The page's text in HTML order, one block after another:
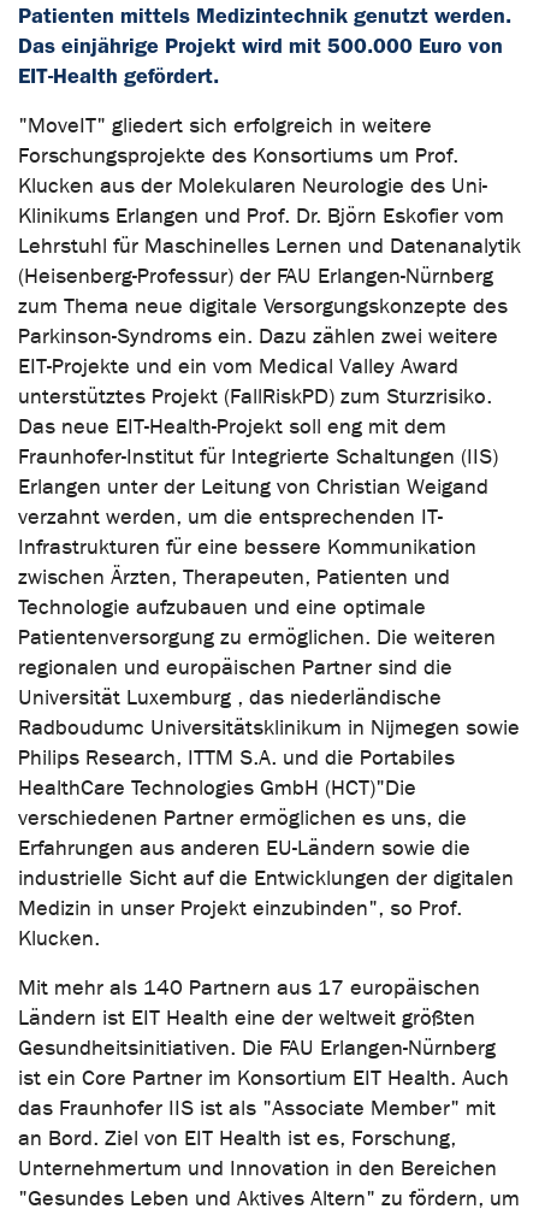
Patienten mittels Medizintechnik genutzt werden.
Das einjährige Projekt wird mit 500.000 Euro von
EIT-Health gefördert.
"MoveIT" gliedert sich erfolgreich in weitere
Forschungsprojekte des Konsortiums um Prof.
Klucken aus der Molekularen Neurologie des Uni-
Klinikums Erlangen und Prof. Dr. Björn Eskofier vom
Lehrstuhl für Maschinelles Lernen und Datenanalytik
(Heisenberg-Professur) der FAU Erlangen-Nürnberg
zum Thema neue digitale Versorgungskonzepte des
Parkinson-Syndroms ein. Dazu zählen zwei weitere
EIT-Projekte und ein vom Medical Valley Award
unterstütztes Projekt (FallRiskPD) zum Sturzrisiko.
Das neue EIT-Health-Projekt soll eng mit dem
Fraunhofer-Institut für Integrierte Schaltungen (IIS)
Erlangen unter der Leitung von Christian Weigand
verzahnt werden, um die entsprechenden IT-
Infrastrukturen für eine bessere Kommunikation
zwischen Ärzten, Therapeuten, Patienten und
Technologie aufzubauen und eine optimale
Patientenversorgung zu ermöglichen. Die weiteren
regionalen und europäischen Partner sind die
Universität Luxemburg , das niederländische
Radboudumc Universitätsklinikum in Nijmegen sowie
Philips Research, ITTM S.A. und die Portabiles
HealthCare Technologies GmbH (HCT)"Die
verschiedenen Partner ermöglichen es uns, die
Erfahrungen aus anderen EU-Ländern sowie die
industrielle Sicht auf die Entwicklungen der digitalen
Medizin in unser Projekt einzubinden", so Prof.
Klucken.
Mit mehr als 140 Partnern aus 17 europäischen
Ländern ist EIT Health eine der weltweit größten
Gesundheitsinitiativen. Die FAU Erlangen-Nürnberg
ist ein Core Partner im Konsortium EIT Health. Auch
das Fraunhofer IIS ist als "Associate Member" mit
an Bord. Ziel von EIT Health ist es, Forschung,
Unternehmertum und Innovation in den Bereichen
"Gesundes Leben und Aktives Altern" zu fördern, um